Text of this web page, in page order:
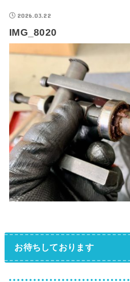
2026.03.22
IMG_8020
お待ちしております